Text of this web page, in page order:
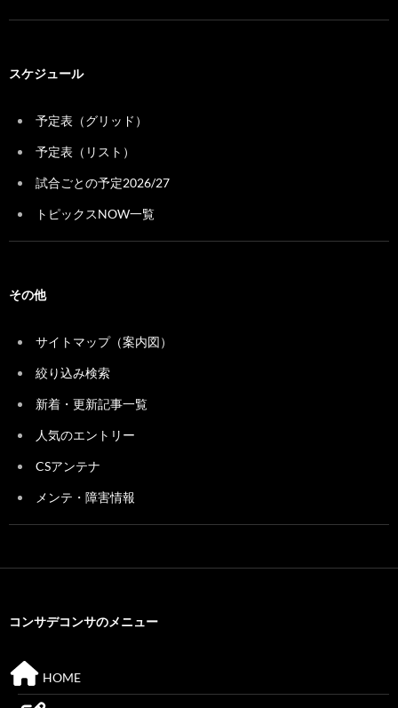
スケジュール
予定表（グリッド）
予定表（リスト）
試合ごとの予定2026/27
トピックスNOW一覧
その他
サイトマップ（案内図）
絞り込み検索
新着・更新記事一覧
人気のエントリー
CSアンテナ
メンテ・障害情報
コンサデコンサのメニュー
HOME